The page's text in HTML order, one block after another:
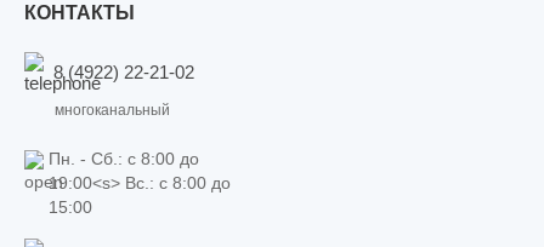
КОНТАКТЫ
8 (4922) 22-21-02
многоканальный
Пн. - Сб.: c 8:00 до
19:00<s> Вс.: c 8:00 до
15:00